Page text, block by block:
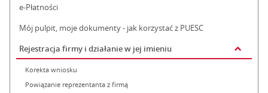
e-Płatności
Mój pulpit, moje dokumenty - jak korzystać z PUESC
Rejestracja firmy i działanie w jej imieniu
Korekta wniosku
Powiązanie reprezentanta z firmą